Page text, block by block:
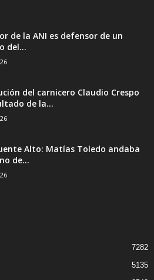
de la ANI es defensor de un
del...
del carnicero Claudio Crespo
de la...
Alto: Matías Toledo andaba
de...
7282
5135